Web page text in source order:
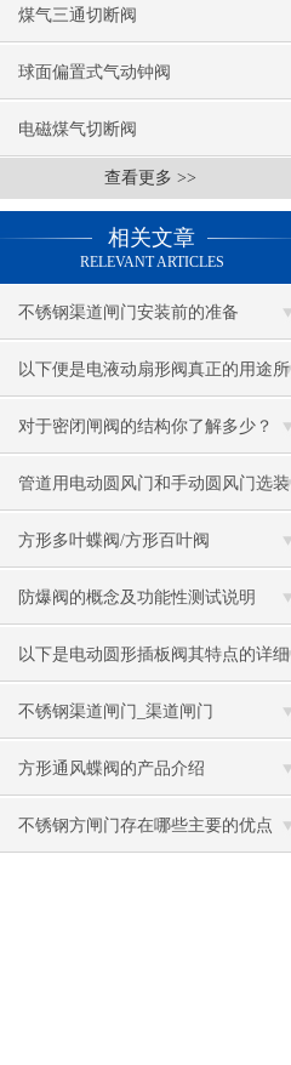
煤气三通切断阀
球面偏置式气动钟阀
电磁煤气切断阀
查看更多 >>
相关文章
RELEVANT ARTICLES
不锈钢渠道闸门安装前的准备
以下便是电液动扇形阀真正的用途所
在
对于密闭闸阀的结构你了解多少？
管道用电动圆风门和手动圆风门选装
的区别
方形多叶蝶阀/方形百叶阀
防爆阀的概念及功能性测试说明
以下是电动圆形插板阀其特点的详细
阐述
不锈钢渠道闸门_渠道闸门
方形通风蝶阀的产品介绍
不锈钢方闸门存在哪些主要的优点